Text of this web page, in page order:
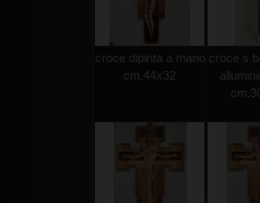
croce dipinta a mano
cm.44x32
croce